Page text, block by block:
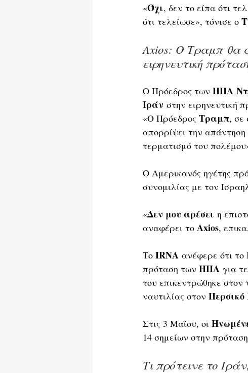
«Όχι, δεν το είπα ότι
ότι τελείωσε», τόνισε ο
Axios: Ο Τραμπ θα
ειρηνευτική
Ο Πρόεδρος των ΗΠΑ
Ιράν στην ειρηνευτική
«Ο Πρόεδρος Τραμπ, σε
απορρίψει την απάντηση
τερματισμό του
Ο Αμερικανός ηγέτης
συνομιλίας με τον
«Δεν μου αρέσει η
αναφέρει το Axios,
Το IRNA ανέφερε ότι το
πρόταση των ΗΠΑ για
του επικεντρώθηκε
ναυτιλίας στον
Στις 3 Μαΐου, οι
14 σημείων στην
Τι πρότεινε το